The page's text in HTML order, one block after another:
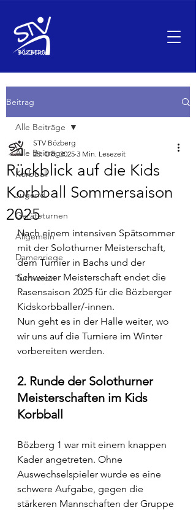
Beitrag
Alle Beiträge
Korbball
Jugend
Geräteturnen
Allgemein
Damenriege
Turnverein
Alle Beiträge
Rückblick auf die Kids
Korbball Sommersaison
2025
STV Bözberg
25. Okt. 2025 3 Min. Lesezeit
Nach einem intensiven Spätsommer
mit der Solothurner Meisterschaft,
dem Turnier in Bachs und der
Schweizer Meisterschaft endet die
Rasensaison 2025 für die Bözberger
Kidskorbballer/-innen.
Nun geht es in der Halle weiter, wo
wir uns auf die Turniere im Winter
vorbereiten werden.
2. Runde der Solothurner
Meisterschaften im Kids
Korbball
Bözberg 1 war mit einem knappen
Kader angetreten. Ohne
Auswechselspieler wurde es eine
schwere Aufgabe, gegen die
stärkeren Mannschaften der Gruppe